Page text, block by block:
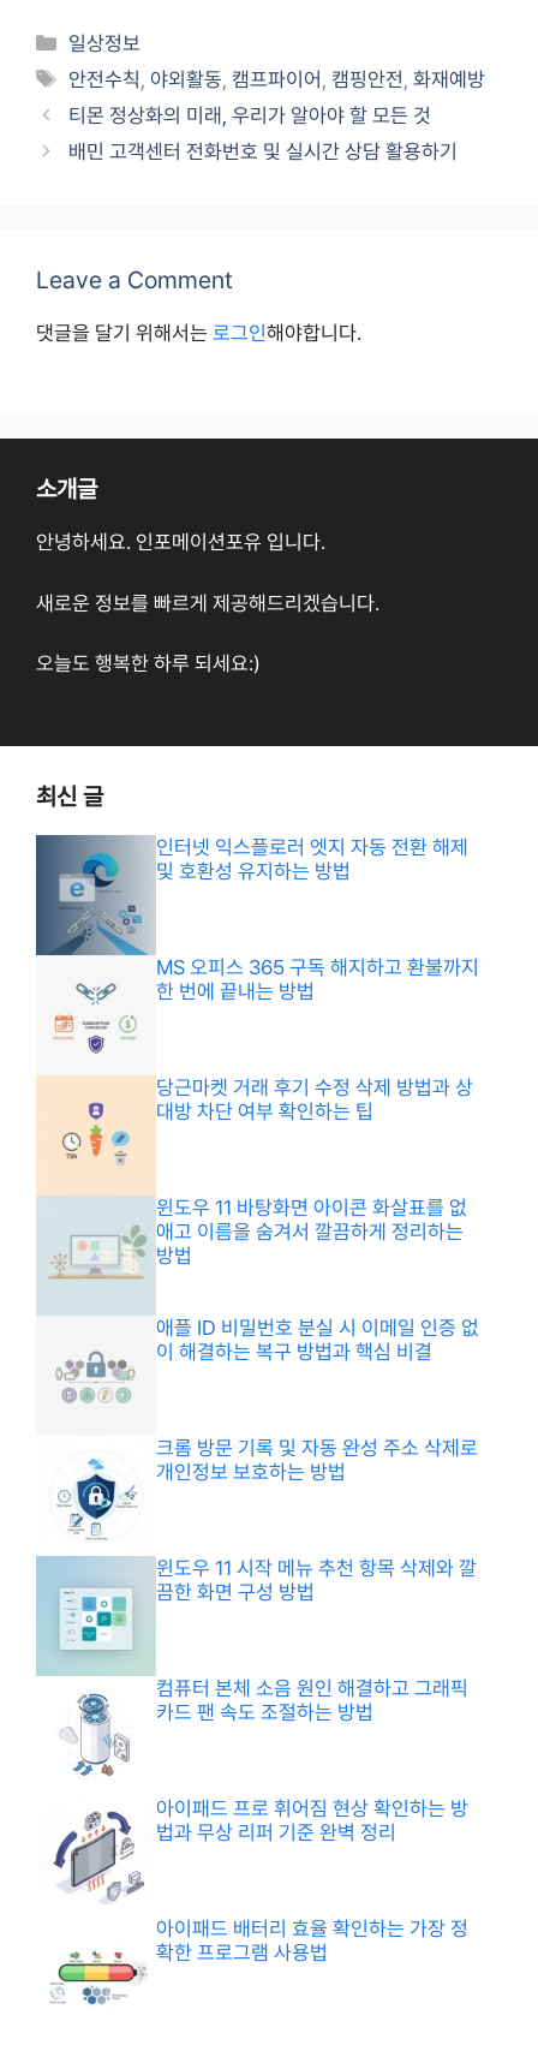
Categories
일상정보
Tags
안전수칙 ,야외활동 캠프파이어 캠핑안전 ,화재예방
티몬 정상화의 미래, 우리가 알아야 할 모든 것
배민 고객센터 전화번호 및 실시간 상담 활용하기
Leave a Comment
댓글을 달기 위해서는 로그인해야합니다.
소개글
안녕하세요. 인포메이션포유 입니다.
새로운 정보를 빠르게 제공해드리겠습니다.
오늘도 행복한 하루 되세요:)
최신 글
인터넷 익스플로러 엣지 자동 전환 해제
및 호환성 유지하는 방법
MS 오피스 365 구독 해지하고 환불까지
한 번에 끝내는 방법
당근마켓 거래 후기 수정 삭제 방법과 상
대방 차단 여부 확인하는 팁
윈도우 11 바탕화면 아이콘 화살표를 없
애고 이름을 숨겨서 깔끔하게 정리하는
방법
애플 ID 비밀번호 분실 시 이메일 인증 없
이 해결하는 복구 방법과 핵심 비결
크롬 방문 기록 및 자동 완성 주소 삭제로
개인정보 보호하는 방법
윈도우 11 시작 메뉴 추천 항목 삭제와 깔
끔한 화면 구성 방법
컴퓨터 본체 소음 원인 해결하고 그래픽
카드 팬 속도 조절하는 방법
아이패드 프로 휘어짐 현상 확인하는 방
법과 무상 리퍼 기준 완벽 정리
아이패드 배터리 효율 확인하는 가장 정
확한 프로그램 사용법